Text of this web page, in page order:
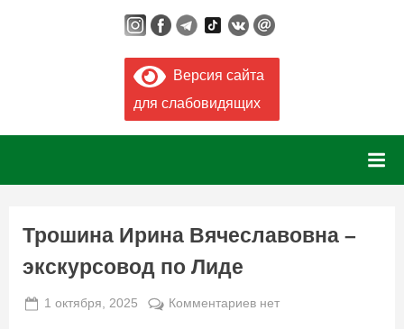
Версия сайта
для слабовидящих
Трошина Ирина Вячеславовна –
экскурсовод по Лиде
Posted
1 октября, 2025
Комментариевкнет